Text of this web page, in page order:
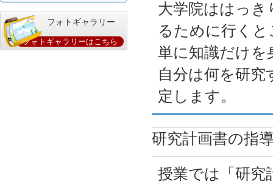
フォトギャラリー
フォトギャラリーはこちら
大学院ははっき
るために行く
単に知識だけ
自分は何を研
定します。
研究計画書の指
授業では「研究